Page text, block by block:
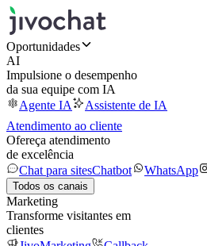
Oportunidades
AI
Impulsione o desempenho
da sua equipe com IA
Agente IA
Assistente de IA
Atendimento ao cliente
Ofereça atendimento
de excelência
Chat para sitesChatbot WhatsApp
Todos os canais
Marketing
Transforme visitantes em
clientes